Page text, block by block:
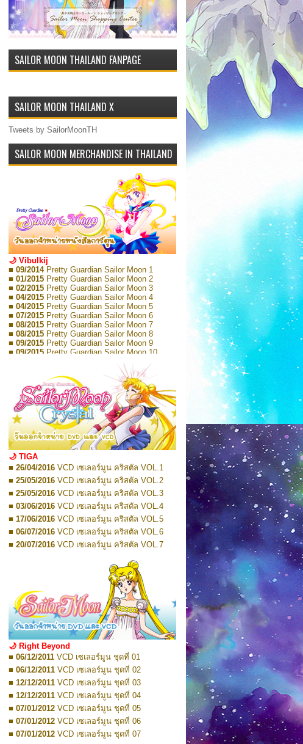
SAILOR MOON THAILAND FANPAGE
SAILOR MOON THAILAND X
Tweets by SailorMoonTH
SAILOR MOON MERCHANDISE IN THAILAND
🌙 Vibulkij
■ 09/2014 Pretty Guardian Sailor Moon 1
■ 01/2015 Pretty Guardian Sailor Moon 2
■ 02/2015 Pretty Guardian Sailor Moon 3
■ 04/2015 Pretty Guardian Sailor Moon 4
■ 04/2015 Pretty Guardian Sailor Moon 5
■ 07/2015 Pretty Guardian Sailor Moon 6
■ 08/2015 Pretty Guardian Sailor Moon 7
■ 08/2015 Pretty Guardian Sailor Moon 8
■ 09/2015 Pretty Guardian Sailor Moon 9
■ 09/2015 Pretty Guardian Sailor Moon 10
Pretty Guardian Sailor Moon 11
Pretty Guardian Sailor Moon 12
Pretty Guardian Sailor Moon Short
Stories 1
■ 09/2018Pretty Guardian Sailor Moon Short
Stories 2
■ 01/2022Pretty Guardian Sailor Moon Eternal
Edition 1
■ 01/2022Pretty Guardian Sailor Moon Eternal
Edition 2
■ 03/2022Pretty Guardian Sailor Moon Eternal
Edition 3
■ 03/2022Pretty Guardian Sailor Moon Eternal
Edition 4
■ 07/2022Pretty Guardian Sailor Moon Eternal
Edition 5
■ 07/2022Pretty Guardian Sailor Moon Eternal
Edition 6
Pretty Guardian Sailor Moon Eternal
Edition 7
■ 01/2023Pretty Guardian Sailor Moon Eternal
Pretty Guardian Sailor Moon Eternal
Pretty Guardian Sailor Moon Eternal
Edition 10
■ TBA 2026Code Name: Sailor V 1
■ TBA 2026Code Name: Sailor V 2
🌙 TIGA
■ 26/04/2016 VCD เซเลอร์มูน คริสตัล VOL.1
■ 25/05/2016 VCD เซเลอร์มูน คริสตัล VOL.2
■ 25/05/2016 VCD เซเลอร์มูน คริสตัล VOL.3
■ 03/06/2016 VCD เซเลอร์มูน คริสตัล VOL.4
■ 17/06/2016 VCD เซเลอร์มูน คริสตัล VOL.5
■ 06/07/2016 VCD เซเลอร์มูน คริสตัล VOL.6
■ 20/07/2016 VCD เซเลอร์มูน คริสตัล VOL.7
VCD เซเลอร์มูน คริสตัล VOL.9
VCD เซเลอร์มูน คริสตัล VOL.10
■ 10/08/2016
VCD เซเลอร์มูน คริสตัล VOL.11
■ 10/08/2016VCD เซเลอร์มูน คริสตัล VOL.12
■ 17/08/2016VCD เซเลอร์มูน คริสตัล VOL.13
■ 26/05/2016 DVD เซเลอร์มูน คริสตัล VOL.1
■ 08/07/2016DVD เซเลอร์มูน คริสตัล VOL.2
■ 19/08/2016 DVD เซเลอร์มูน คริสตัล VOL.3
■ 08/09/2016 DVD เซเลอร์มูน คริสตัล VOL.4
■ 07/10/2016 DVD เซเลอร์มูน คริสตัล VOL.5
■ 28/10/2016 DVD เซเลอร์มูน คริสตัล VOL.6
■ 17/11/2016DVD เซเลอร์มูน คริสตัล VOL.7
■ 17/11/2016DVD เซเลอร์มูน คริสตัล VOL.8
■ 01/01/2017 DVD เซเลอร์มูน คริสตัล Box-Set
🌙 Right Beyond
■ 06/12/2011 VCD เซเลอร์มูน ชุดที่ 01
■ 06/12/2011 VCD เซเลอร์มูน ชุดที่ 02
■ 12/12/2011 VCD เซเลอร์มูน ชุดที่ 03
■ 12/12/2011 VCD เซเลอร์มูน ชุดที่ 04
■ 07/01/2012 VCD เซเลอร์มูน ชุดที่ 05
■ 07/01/2012 VCD เซเลอร์มูน ชุดที่ 06
■ 07/01/2012 VCD เซเลอร์มูน ชุดที่ 07